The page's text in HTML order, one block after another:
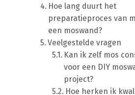
Hoe lang duurt het
preparatieproces van
een moswand?
Veelgestelde vragen
Kan ik zelf mos
voor een DIY
project?
Hoe herken ik